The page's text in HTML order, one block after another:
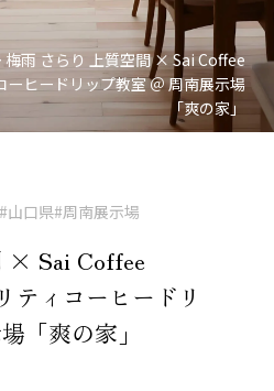
梅雨 さらり 上質空間 × Sai Coffee
ヒードリップ教室 ＠ 周南展示場
「爽の家」
#山口県#周南展示場
× Sai Coffee
ィコーヒードリ
「爽の家」